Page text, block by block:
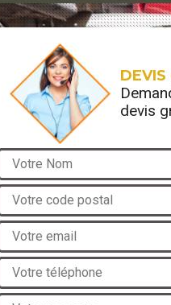
DEVIS
devis